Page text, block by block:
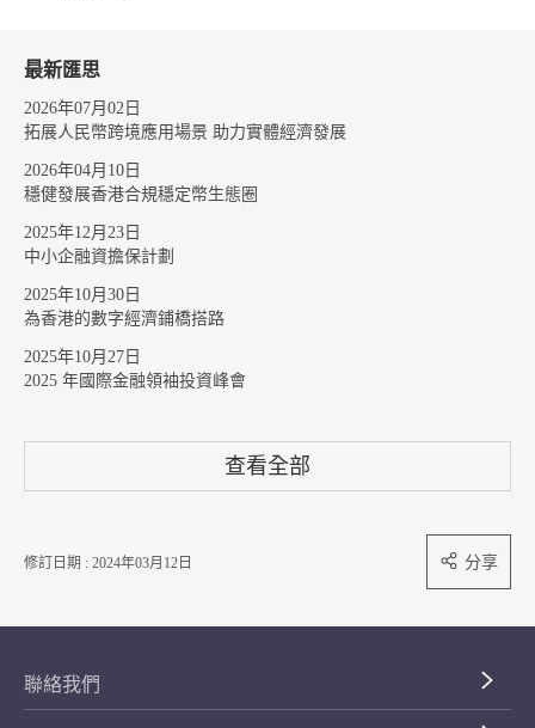
最新匯思
2026年07月02日
拓展人民幣跨境應用場景 助力實體經濟發展
2026年04月10日
穩健發展香港合規穩定幣生態圈
2025年12月23日
中小企融資擔保計劃
2025年10月30日
為香港的數字經濟鋪橋搭路
2025年10月27日
2025 年國際金融領袖投資峰會
查看全部
修訂日期 : 2024年03月12日 分享
聯絡我們